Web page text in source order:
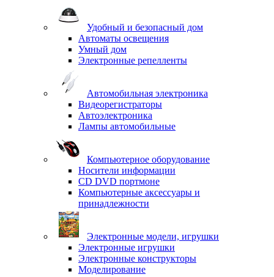
Удобный и безопасный дом
Автоматы освещения
Умный дом
Электронные репелленты
Автомобильная электроника
Видеорегистраторы
Автоэлектроника
Лампы автомобильные
Компьютерное оборудование
Носители информации
CD DVD портмоне
Компьютерные аксессуары и
принадлежности
Электронные модели, игрушки
Электронные игрушки
Электронные конструкторы
Моделирование